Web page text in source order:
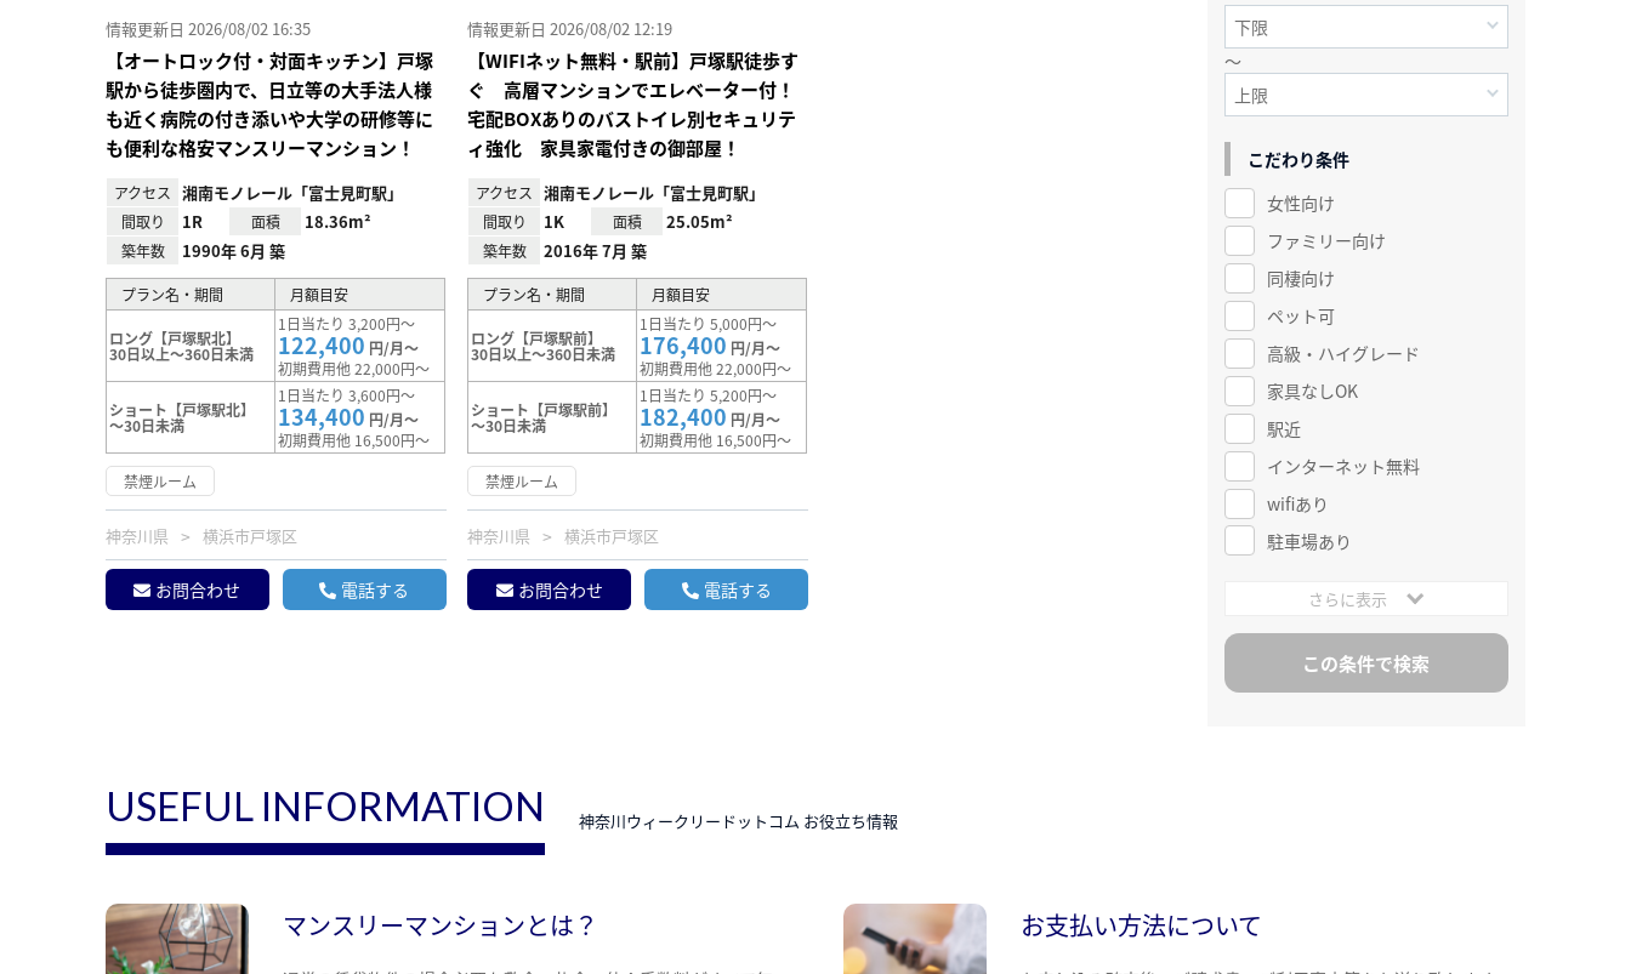
情報更新日 2026/08/02 16:35
【オートロック付・対面キッチン】戸塚
駅から徒歩圏内で、日立等の大手法人様
も近く病院の付き添いや大学の研修等に
も便利な格安マンスリーマンション！
アクセス 湘南モノレール「富士見町駅」
間取り 1R 面積 18.36m²
築年数 1990年 6月 築
プラン名・期間 月額目安
ロング【戸塚駅北】
30日以上～360日未満
1日当たり 3,200円～
122,400 円/月～
初期費用他 22,000円～
ショート【戸塚駅北】
～30日未満
1日当たり 3,600円～
134,400 円/月～
初期費用他 16,500円～
禁煙ルーム
神奈川県 横浜市戸塚区
お問合わせ 電話する
情報更新日 2026/08/02 12:19
【WIFIネット無料・駅前】戸塚駅徒歩す
ぐ 高層マンションでエレベーター付！
宅配BOXありのバストイレ別セキュリテ
ィ強化 家具家電付きの御部屋！
アクセス 湘南モノレール「富士見町駅」
間取り 1K 面積 25.05m²
築年数 2016年 7月 築
プラン名・期間 月額目安
ロング【戸塚駅前】
30日以上～360日未満
1日当たり 5,000円～
176,400 円/月～
初期費用他 22,000円～
ショート【戸塚駅前】
～30日未満
1日当たり 5,200円～
182,400 円/月～
初期費用他 16,500円～
禁煙ルーム
神奈川県 横浜市戸塚区
お問合わせ 電話する
～
こだわり条件
女性向け
ファミリー向け
同棲向け
ペット可
高級・ハイグレード
家具なしOK
駅近
インターネット無料
wifiあり
駐車場あり
さらに表示
USEFUL INFORMATION 神奈川ウィークリードットコム お役立ち情報
マンスリーマンションとは？ お支払い方法について